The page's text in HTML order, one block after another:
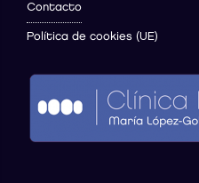
Contacto
Política de cookies (UE)